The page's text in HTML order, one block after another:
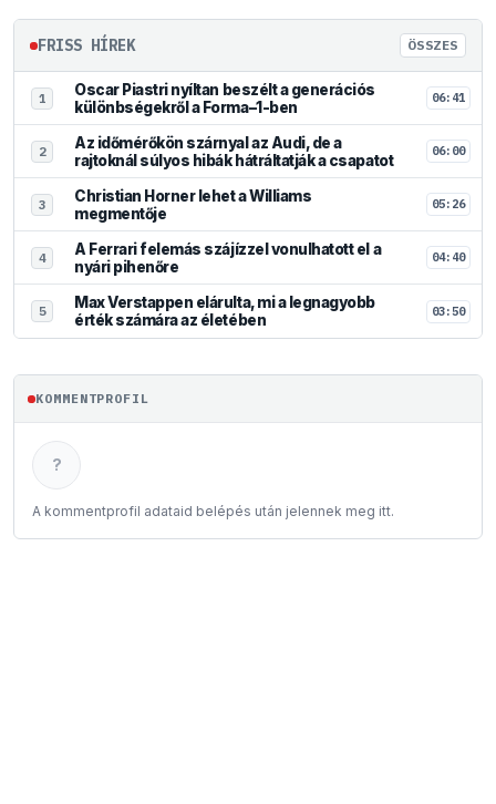
FRISS HÍREK ÖSSZES
1
Oscar Piastri nyíltan beszélt a generációs
különbségekről a Forma–1-ben
06:41
2
Az időmérőkön szárnyal az Audi, de a
rajtoknál súlyos hibák hátráltatják a csapatot
06:00
3
Christian Horner lehet a Williams
megmentője
05:26
4
A Ferrari felemás szájízzel vonulhatott el a
nyári pihenőre
04:40
5
Max Verstappen elárulta, mi a legnagyobb
érték számára az életében
03:50
KOMMENTPROFIL
?
A kommentprofil adataid belépés után jelennek meg itt.